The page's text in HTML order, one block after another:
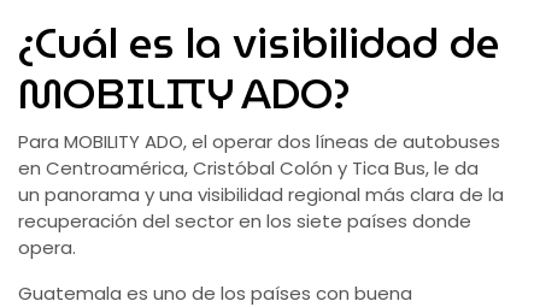
¿Cuál es la visibilidad de
MOBILITY ADO?
Para MOBILITY ADO, el operar dos líneas de autobuses
en Centroamérica, Cristóbal Colón y Tica Bus, le da
un panorama y una visibilidad regional más clara de la
recuperación del sector en los siete países donde
opera.
Guatemala es uno de los países con buena